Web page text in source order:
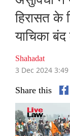
हिरासत के
याचिका
Shahadat
3 Dec 2024
Share this